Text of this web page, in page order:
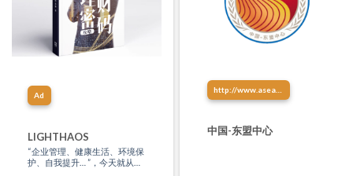
Ad
LIGHTHAOS
“企业管理、健康生活、环境保
护、自我提升… ”，今天就从这
http://www.asean-china-center.org/
中国-东盟中心